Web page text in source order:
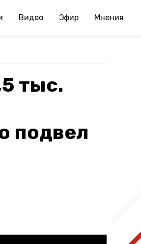
Видео Эфир Мнения
тыс.
подвел